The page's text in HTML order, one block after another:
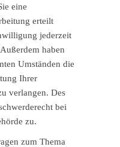
eine
erteilt
jederzeit
haben
Umständen die
Ihrer
verlangen. Des
bei
zu.
zum Thema